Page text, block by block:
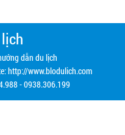
dẫn du lịch
http://www.blodulich.com
- 0938.306.199